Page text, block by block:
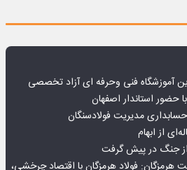
آموزشگاه فنی وحرفه ای آزاد تخصصی
حضور استاندار اصفهان
حسابداری مدیریت فولادسنگان
از ابهام
از جنگ در پیش گرفت
فولاد هرمزگان با اقتصاد چرخشی،